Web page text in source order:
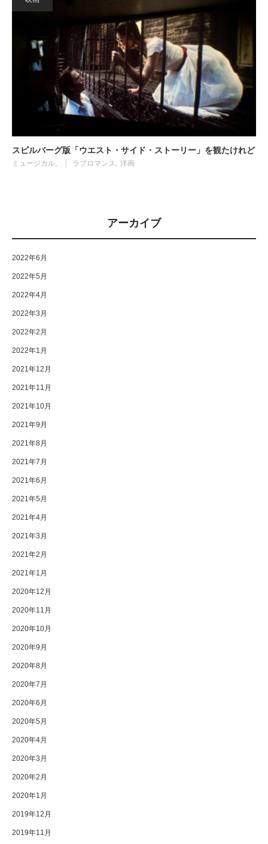
スピルバーグ版「ウエスト・サイド・ストーリー」を観たけれど
ミュージカル ラブロマンス 洋画
アーカイブ
2022年6月
2022年5月
2022年4月
2022年3月
2022年2月
2022年1月
2021年12月
2021年11月
2021年10月
2021年9月
2021年8月
2021年7月
2021年6月
2021年5月
2021年4月
2021年3月
2021年2月
2021年1月
2020年12月
2020年11月
2020年10月
2020年9月
2020年8月
2020年7月
2020年6月
2020年5月
2020年4月
2020年3月
2020年2月
2020年1月
2019年12月
2019年11月